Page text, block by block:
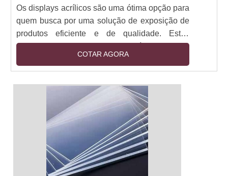
Os displays acrílicos são uma ótima opção para
quem busca por uma solução de exposição de
produtos eficiente e de qualidade. Estes
displays são fabricados em acrílico, material
resistente e de alta durabilidade, que permite a
criação de peças com design moderno e
atraente. Além disso, os displays acrílicos são
leves e fáceis de transportar, o que torna a
montagem e desmontagem mais prática. Se
você está procurando por uma solução de
exposição de produtos de qualidade, os
displays acrílicos são a escolha certa.
COTAR AGORA